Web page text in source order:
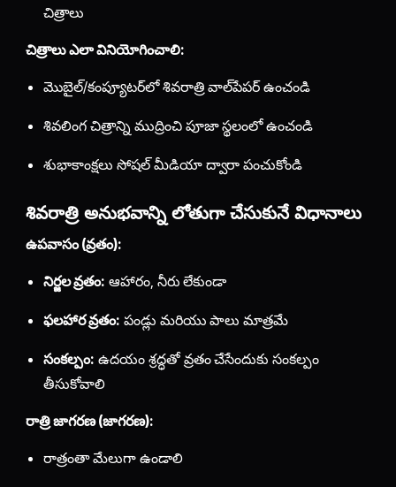
చిత్రాలు
చిత్రాలు ఎలా వినియోగించాలి:
మొబైల్/కంప్యూటర్‌లో శివరాత్రి వాల్‌పేపర్ ఉంచండి
శివలింగ చిత్రాన్ని ముద్రించి పూజా స్థలంలో ఉంచండి
శుభాకాంక్షలు సోషల్ మీడియా ద్వారా పంచుకోండి
శివరాత్రి అనుభవాన్ని లోతుగా చేసుకునే విధానాలు
ఉపవాసం (వ్రతం):
నిర్జల వ్రతం: ఆహారం, నీరు లేకుండా
ఫలహార వ్రతం: పండ్లు మరియు పాలు మాత్రమే
సంకల్పం: ఉదయం శ్రద్ధతో వ్రతం చేసేందుకు సంకల్పం
తీసుకోవాలి
రాత్రి జాగరణ (జాగరణ):
రాత్రంతా మేలుగా ఉండాలి